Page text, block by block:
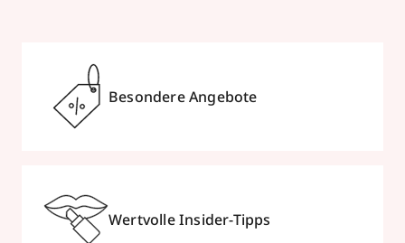
Besondere Angebote
Wertvolle Insider-Tipps